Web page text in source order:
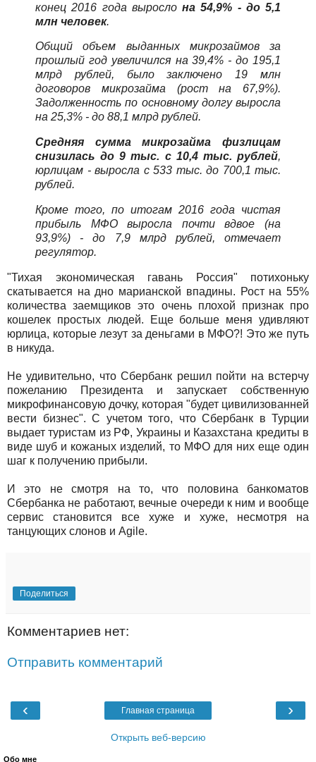
конец 2016 года выросло на 54,9% - до 5,1
млн человек.
Общий объем выданных микрозаймов за
прошлый год увеличился на 39,4% - до 195,1
млрд рублей, было заключено 19 млн
договоров микрозайма (рост на 67,9%).
Задолженность по основному долгу выросла
на 25,3% - до 88,1 млрд рублей.
Средняя сумма микрозайма физлицам
снизилась до 9 тыс. с 10,4 тыс. рублей,
юрлицам - выросла с 533 тыс. до 700,1 тыс.
рублей.
Кроме того, по итогам 2016 года чистая
прибыль МФО выросла почти вдвое (на
93,9%) - до 7,9 млрд рублей, отмечает
регулятор.
"Тихая экономическая гавань Россия" потихоньку
скатывается на дно марианской впадины. Рост на 55%
количества заемщиков это очень плохой признак про
кошелек простых людей. Еще больше меня удивляют
юрлица, которые лезут за деньгами в МФО?! Это же путь
в никуда.
Не удивительно, что Сбербанк решил пойти на встерчу
пожеланию Президента и запускает собственную
микрофинансовую дочку, которая "будет цивилизованней
вести бизнес". С учетом того, что Сбербанк в Турции
выдает туристам из РФ, Украины и Казахстана кредиты в
виде шуб и кожаных изделий, то МФО для них еще один
шаг к получению прибыли.
И это не смотря на то, что половина банкоматов
Сбербанка не работают, вечные очереди к ним и вообще
сервис становится все хуже и хуже, несмотря на
танцующих слонов и Agile.
Поделиться
Комментариев нет:
Отправить комментарий
‹ ›
Главная страница
Открыть веб-версию
Обо мне